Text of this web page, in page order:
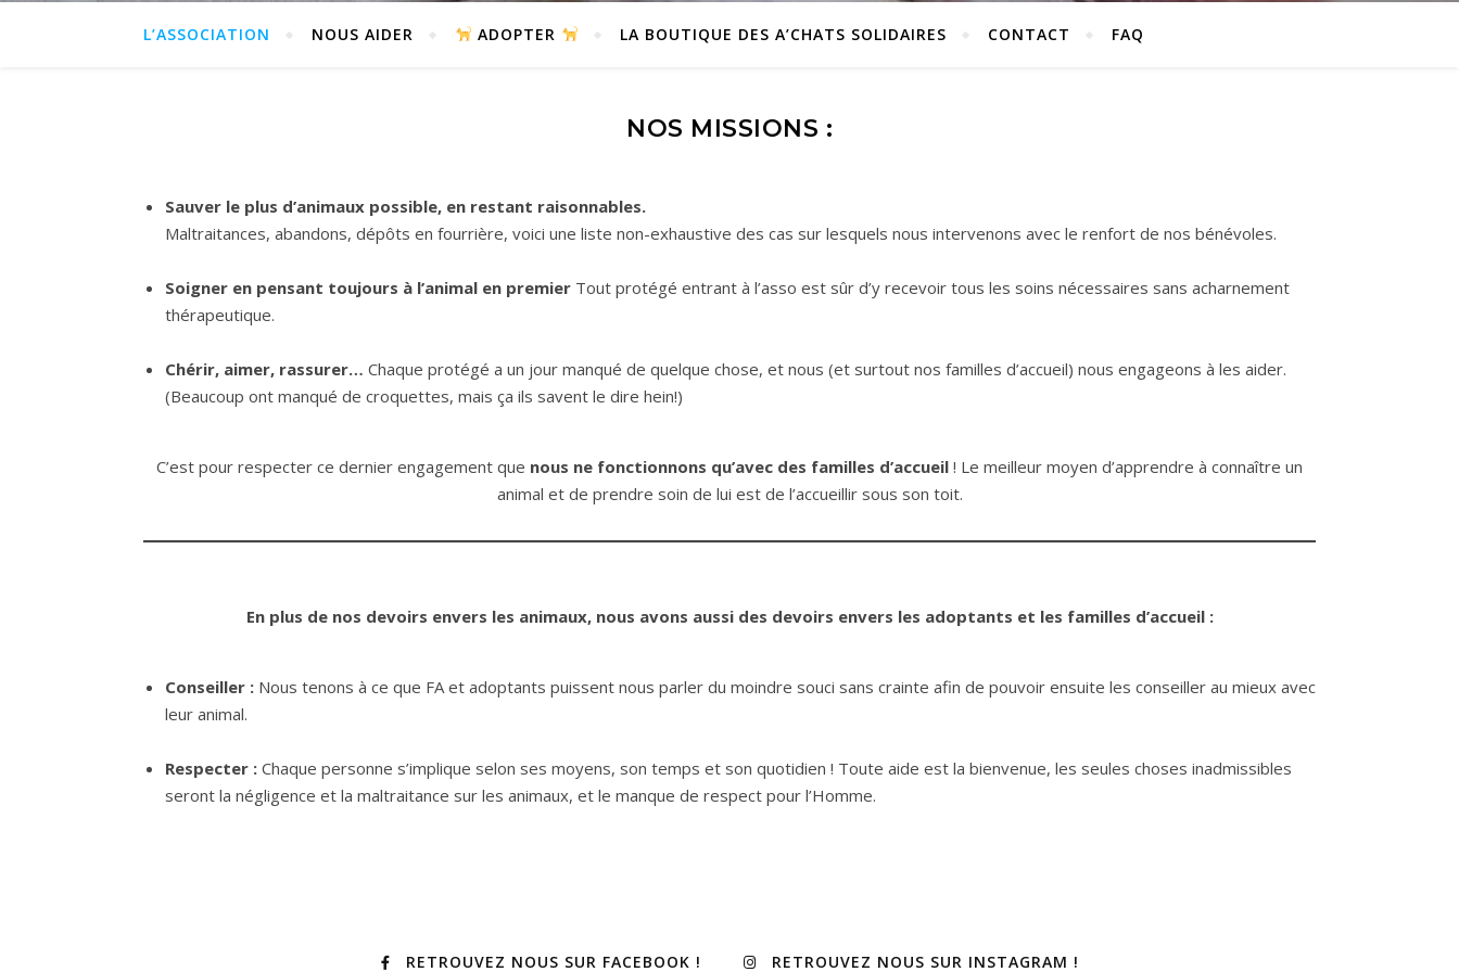
L’ASSOCIATION NOUS AIDER ADOPTER LA BOUTIQUE DES A’CHATS SOLIDAIRES CONTACT FAQ
NOS MISSIONS :
Sauver le plus d’animaux possible, en restant raisonnables.
Maltraitances, abandons, dépôts en fourrière, voici une liste non-exhaustive des cas sur lesquels nous intervenons avec le renfort de nos bénévoles.
Soigner en pensant toujours à l’animal en premier Tout protégé entrant à l’asso est sûr d’y recevoir tous les soins nécessaires sans acharnement
thérapeutique.
Chérir, aimer, rassurer… Chaque protégé a un jour manqué de quelque chose, et nous (et surtout nos familles d’accueil) nous engageons à les aider.
(Beaucoup ont manqué de croquettes, mais ça ils savent le dire hein!)
C’est pour respecter ce dernier engagement que nous ne fonctionnons qu’avec des familles d’accueil ! Le meilleur moyen d’apprendre à connaître un
animal et de prendre soin de lui est de l’accueillir sous son toit.
En plus de nos devoirs envers les animaux, nous avons aussi des devoirs envers les adoptants et les familles d’accueil :
Conseiller : Nous tenons à ce que FA et adoptants puissent nous parler du moindre souci sans crainte afin de pouvoir ensuite les conseiller au mieux avec
leur animal.
Respecter : Chaque personne s’implique selon ses moyens, son temps et son quotidien ! Toute aide est la bienvenue, les seules choses inadmissibles
seront la négligence et la maltraitance sur les animaux, et le manque de respect pour l’Homme.
RETROUVEZ NOUS SUR FACEBOOK ! RETROUVEZ NOUS SUR INSTAGRAM !